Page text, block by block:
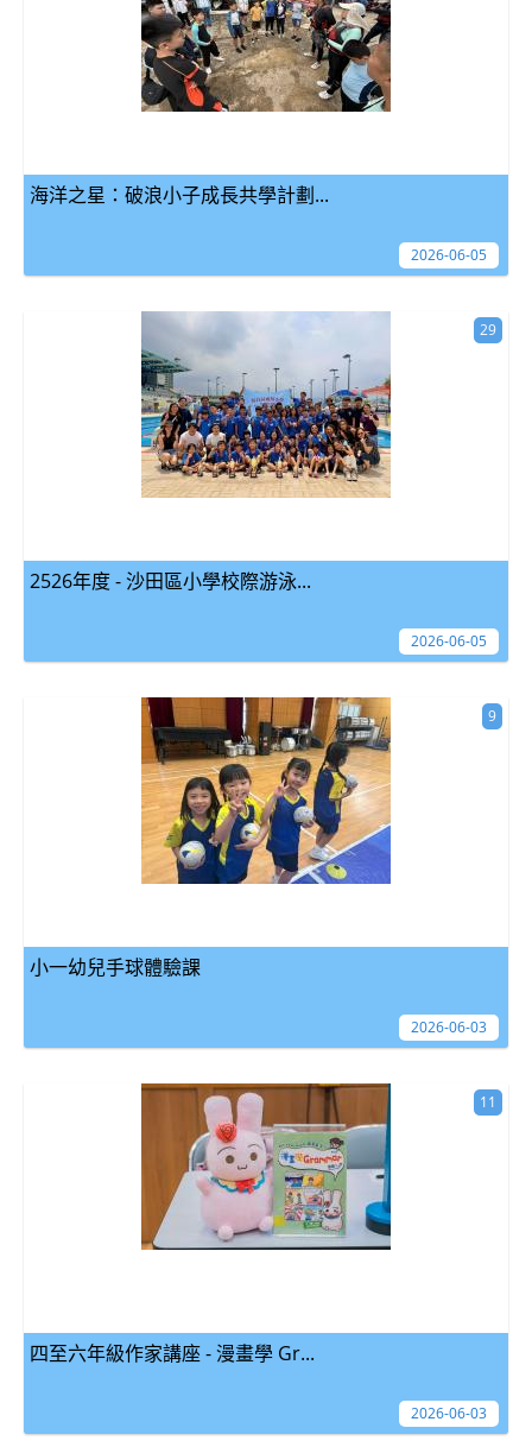
海洋之星：破浪小子成長共學計劃...
2026-06-05
2526年度 - 沙田區小學校際游泳...
29
2026-06-05
小一幼兒手球體驗課
9
2026-06-03
四至六年級作家講座 - 漫畫學 Gr...
11
2026-06-03